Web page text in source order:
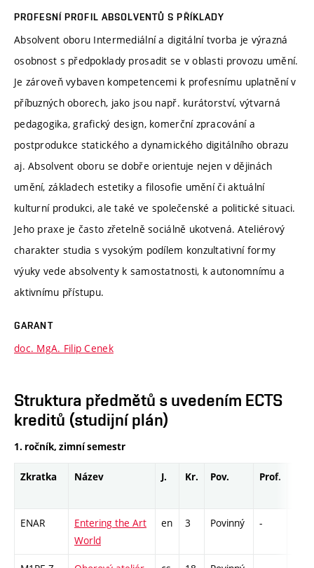
PROFESNÍ PROFIL ABSOLVENTŮ S PŘÍKLADY
Absolvent oboru Intermediální a digitální tvorba je výrazná
osobnost s předpoklady prosadit se v oblasti provozu umění.
Je zároveň vybaven kompetencemi k profesnímu uplatnění v
příbuzných oborech, jako jsou např. kurátorství, výtvarná
pedagogika, grafický design, komerční zpracování a
postprodukce statického a dynamického digitálního obrazu
aj. Absolvent oboru se dobře orientuje nejen v dějinách
umění, základech estetiky a filosofie umění či aktuální
kulturní produkci, ale také ve společenské a politické situaci.
Jeho praxe je často zřetelně sociálně ukotvená. Ateliérový
charakter studia s vysokým podílem konzultativní formy
výuky vede absolventy k samostatnosti, k autonomnímu a
aktivnímu přístupu.
GARANT
doc. MgA. Filip Cenek
Struktura předmětů s uvedením ECTS
kreditů (studijní plán)
1. ročník, zimní semestr
Zkratka Název J. Kr. Pov. Prof.
ENAR
Entering the Art
World
en 3 Povinný -